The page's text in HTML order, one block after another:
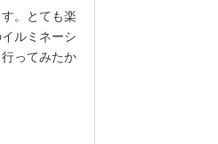
。とても楽
ルミネーシ
ってみたか